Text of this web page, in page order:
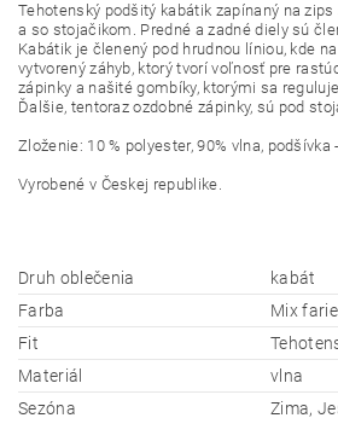
Tehotenský podšitý kabátik zapínaný na
a so stojačikom. Predné a zadné diely sú
Kabátik je členený pod hrudnou líniou, kde
vytvorený záhyb, ktorý tvorí voľnosť pre
zápinky a našité gombíky, ktorými sa
Ďalšie, tentoraz ozdobné zápinky, sú pod
Zloženie: 10 % polyester, 90% vlna, podšívka
Vyrobené v Českej republike.
Druh oblečenia
kabát
Farba
Mix
Fit
Materiál
vlna
Sezóna
Zima,